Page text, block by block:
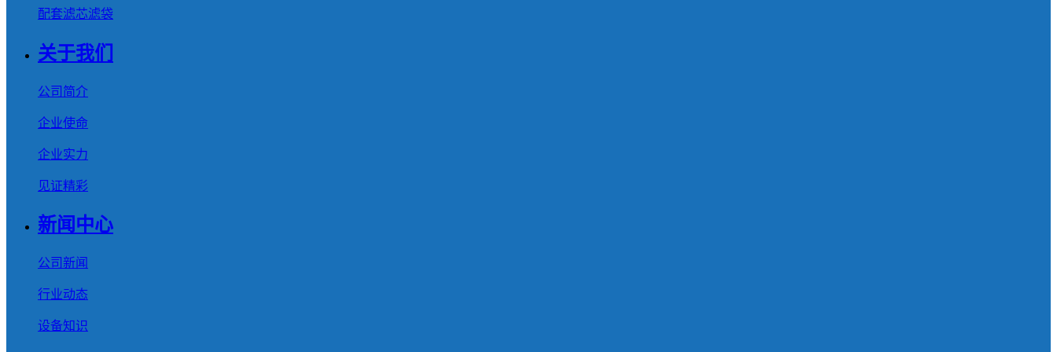
配套滤芯滤袋
关于我们
公司简介
企业使命
企业实力
见证精彩
新闻中心
公司新闻
行业动态
设备知识